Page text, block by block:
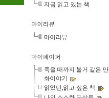
지금 읽고 있는 책
마이리뷰
마이리뷰
마이페이퍼
죽을 때까지 볼거 같은 만
화이야기
읽었던,읽고 싶은 책